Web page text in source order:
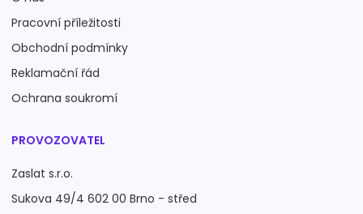
Pracovní příležitosti
Obchodní podmínky
Reklamační řád
Ochrana soukromí
PROVOZOVATEL
Zaslat s.r.o.
Sukova 49/4 602 00 Brno - střed